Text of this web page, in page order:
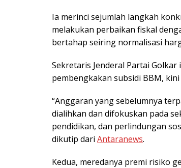
Ia merinci sejumlah langkah
melakukan perbaikan fiskal
bertahap seiring normalisasi
Sekretaris Jenderal Partai
pembengkakan subsidi BBM,
“Anggaran yang sebelumnya
dialihkan dan difokuskan pada
pendidikan, dan perlindungan
dikutip dari Antaranews.
Kedua, meredanya premi risiko